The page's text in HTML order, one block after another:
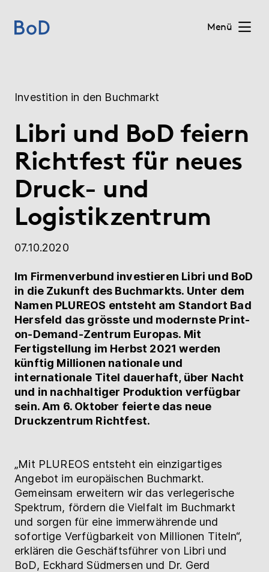
Menü
Leistungen
Blog
Shop
Hilfe
myBoD Neues Buchprojekt
Investition in den Buchmarkt
Libri und BoD feiern
Richtfest für neues
Druck- und
Logistikzentrum
07.10.2020
Im Firmenverbund investieren Libri und BoD
in die Zukunft des Buchmarkts. Unter dem
Namen PLUREOS entsteht am Standort Bad
Hersfeld das grösste und modernste Print-
on-Demand-Zentrum Europas. Mit
Fertigstellung im Herbst 2021 werden
künftig Millionen nationale und
internationale Titel dauerhaft, über Nacht
und in nachhaltiger Produktion verfügbar
sein. Am 6. Oktober feierte das neue
Druckzentrum Richtfest.
„Mit PLUREOS entsteht ein einzigartiges
Angebot im europäischen Buchmarkt.
Gemeinsam erweitern wir das verlegerische
Spektrum, fördern die Vielfalt im Buchmarkt
und sorgen für eine immerwährende und
sofortige Verfügbarkeit von Millionen Titeln“,
erklären die Geschäftsführer von Libri und
BoD, Eckhard Südmersen und Dr. Gerd